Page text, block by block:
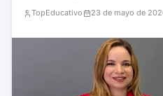
TopEducativo 23 de mayo de